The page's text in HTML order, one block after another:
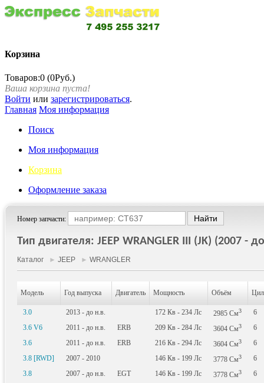
Корзина
Товаров:0 (0Руб.)
Ваша корзина пуста!
Войти или зарегистрироваться.
Главная Моя информация
Поиск
Моя информация
Корзина
Оформление заказа
Номер запчасти:
Тип двигателя: JEEP WRANGLER III (JK) (2007 -
Каталог ► JEEP ► WRANGLER
Модель Год выпуска Двигатель Мощность Объём
3.0 2013 - до н.в. 172 Кв - 234 Лс 2985 См3
6
3.6 V6
2011 - до н.в. ERB 209 Кв - 284 Лс 3604 См3
6
3.6
2011 - до н.в. ERB 216 Кв - 294 Лс 3604 См3
6
3.8 [RWD]
2007 - 2010 146 Кв - 199 Лс 3778 См3
6
3.8
2007 - до н.в. EGT 146 Кв - 199 Лс 3778 См3
6